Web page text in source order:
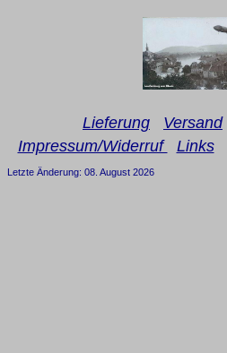
Lieferung Versand
Impressum/Widerruf
Links
Letzte Änderung: 08. August 2026